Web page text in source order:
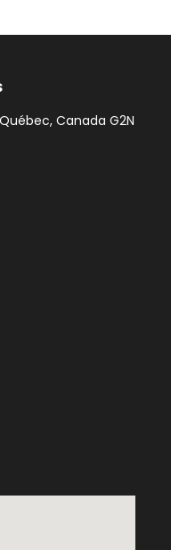
Canada G2N